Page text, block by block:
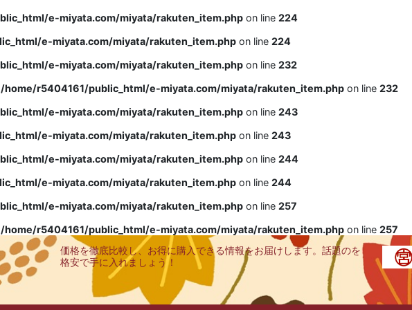
e-miyata.com/miyata/rakuten_item.php on line 224
e-miyata.com/miyata/rakuten_item.php on line 224
e-miyata.com/miyata/rakuten_item.php on line 232
/home/r5404161/public_html/e-miyata.com/miyata/rakuten_item.php on line 232
e-miyata.com/miyata/rakuten_item.php on line 243
e-miyata.com/miyata/rakuten_item.php on line 243
e-miyata.com/miyata/rakuten_item.php on line 244
e-miyata.com/miyata/rakuten_item.php on line 244
e-miyata.com/miyata/rakuten_item.php on line 257
/home/r5404161/public_html/e-miyata.com/miyata/rakuten_item.php on line 257
価格を徹底比較し、お得に購入できる情報をお届けします。話題のを
格安で手に入れましょう！